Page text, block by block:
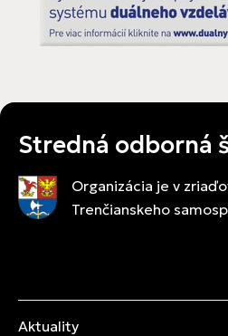
Stredná odborná
Organizácia je v
Trenčianskeho
Aktuality